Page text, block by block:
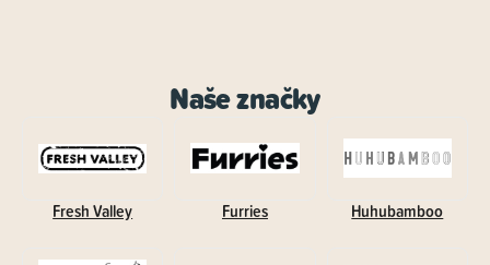
Naše značky
Fresh Valley Furries Huhubamboo